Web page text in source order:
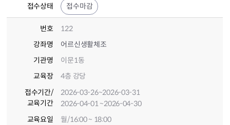
접수상태 접수마감
번호
122
강좌명
어르신생활체조
기관명
이문1동
교육장
4층 강당
접수기간/
교육기간
2026-03-26~2026-03-31
2026-04-01~2026-04-30
교육요일
월/16:00 ~ 18:00